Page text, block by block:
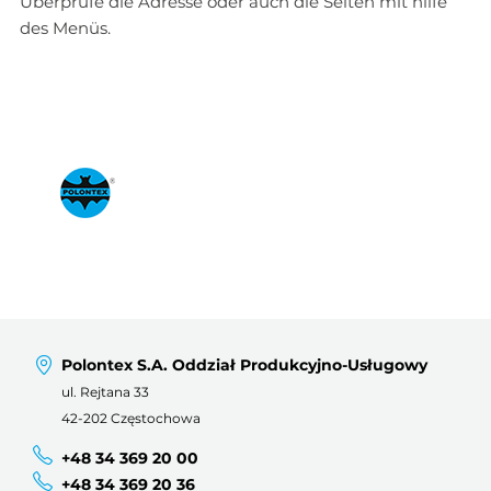
des Menüs.
Polontex S.A. Oddział Produkcyjno-Usługowy
ul. Rejtana 33
42-202 Częstochowa
+48 34 369 20 00
+48 34 369 20 36